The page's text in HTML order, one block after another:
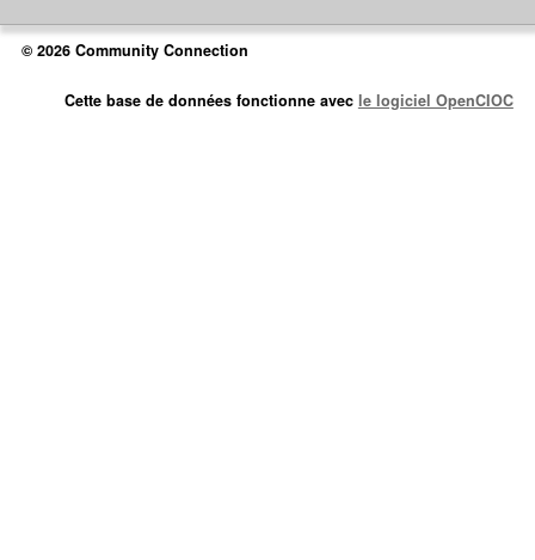
© 2026 Community Connection
Cette base de données fonctionne avec le logiciel OpenCIOC